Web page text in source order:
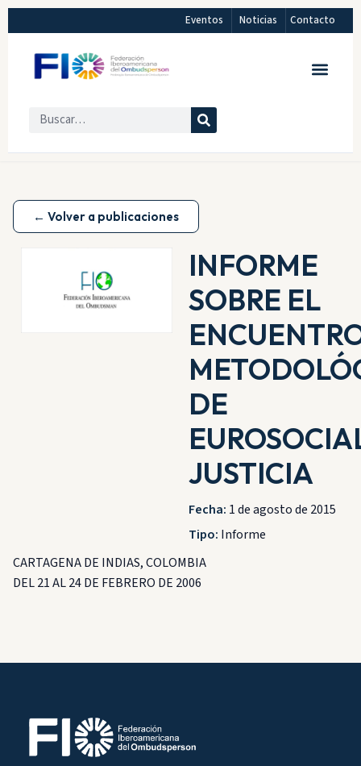
Eventos Noticias Contacto
← Volver a publicaciones
INFORME
SOBRE EL
DE
JUSTICIA
Fecha: 1 de agosto de 2015
Tipo: Informe
CARTAGENA DE INDIAS, COLOMBIA
DEL 21 AL 24 DE FEBRERO DE 2006